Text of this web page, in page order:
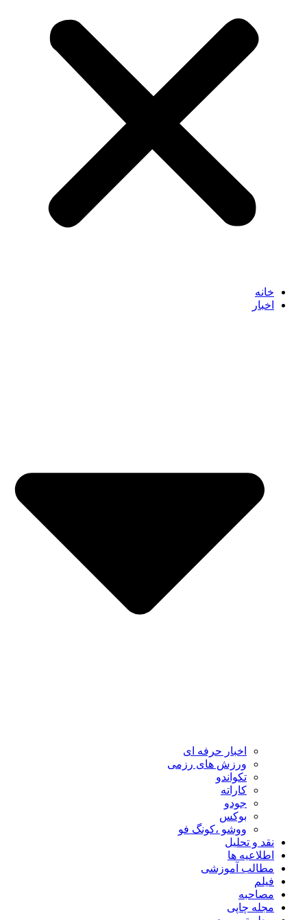
خانه
اخبار
اخبار حرفه ای
ورزش های رزمی
تکواندو
کاراته
جودو
بوکس
ووشو ،کونگ فو
نقد و تحلیل
اطلاعیه ها
مطالب آموزشی
فیلم
مصاحبه
مجله چاپی